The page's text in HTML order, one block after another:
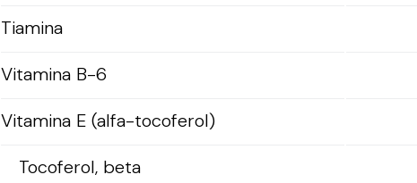
Tiamina
Vitamina B-6
Vitamina E (alfa-tocoferol)
Tocoferol, beta